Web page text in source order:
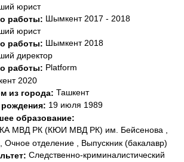
юрист
работы: Шымкент 2017 - 2018
юрист
работы: Шымкент 2018
директор
работы: Platform
2020
из города: Ташкент
рождения: 19 июля 1989
образование:
КА МВД РК (КЮИ МВД РК) им. Бейсенова ,
Очное отделение , Выпускник (бакалавр)
Следственно-криминалистический